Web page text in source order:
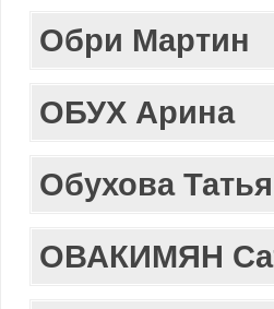
Обри Мартин
ОБУХ Арина
Обухова
ОВАКИМЯН